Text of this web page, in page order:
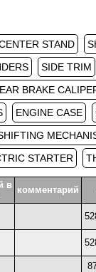
STAND
SIDE TRIM
BRAKE
ENGINE CASE
STARTER
в комментарий